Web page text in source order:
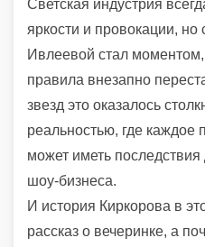
Светская индустрия
яркости и провокации, но
Ивлеевой стал
правила внезапно
звезд это оказалось
реальностью, где каждое
может иметь
шоу-бизнеса.
И история Киркорова в
рассказ о вечеринке, а